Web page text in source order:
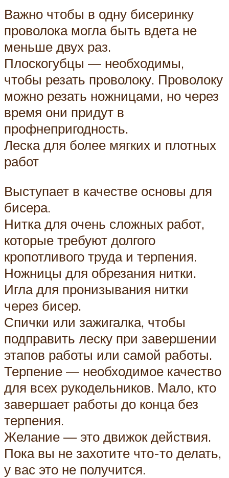
Важно чтобы в одну бисеринку
проволока могла быть вдета не
меньше двух раз.
Плоскогубцы — необходимы,
чтобы резать проволоку. Проволоку
можно резать ножницами, но через
время они придут в
профнепригодность.
Леска для более мягких и плотных
работ
Выступает в качестве основы для
бисера.
Нитка для очень сложных работ,
которые требуют долгого
кропотливого труда и терпения.
Ножницы для обрезания нитки.
Игла для пронизывания нитки
через бисер.
Спички или зажигалка, чтобы
подправить леску при завершении
этапов работы или самой работы.
Терпение — необходимое качество
для всех рукодельников. Мало, кто
завершает работы до конца без
терпения.
Желание — это движок действия.
Пока вы не захотите что-то делать,
у вас это не получится.